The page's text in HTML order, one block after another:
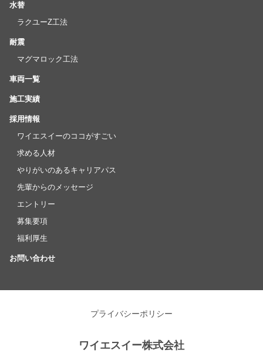
水替
ラクユーZ工法
耐震
マグマロック工法
車両一覧
施工実績
採用情報
ワイエスイーのココがすごい
求める人材
やりがいのあるキャリアパス
先輩からのメッセージ
エントリー
募集要項
福利厚生
お問い合わせ
プライバシーポリシー
ワイエスイー株式会社